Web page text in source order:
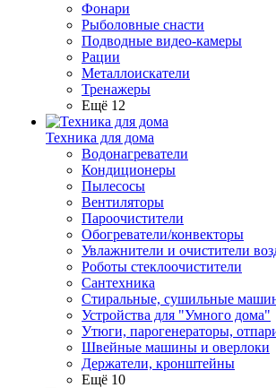
Фонари
Рыболовные снасти
Подводные видео-камеры
Рации
Металлоискатели
Тренажеры
Ещё 12
Техника для дома
Водонагреватели
Кондиционеры
Пылесосы
Вентиляторы
Пароочистители
Обогреватели/конвекторы
Увлажнители и очистители
Роботы стеклоочистители
Сантехника
Стиральные, сушильные
Устройства для "Умного дома"
Утюги, парогенераторы,
Швейные машины и оверлоки
Держатели, кронштейны
Ещё 10